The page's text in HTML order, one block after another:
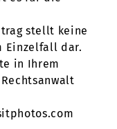
stellt keine
Einzelfall dar.
in Ihrem